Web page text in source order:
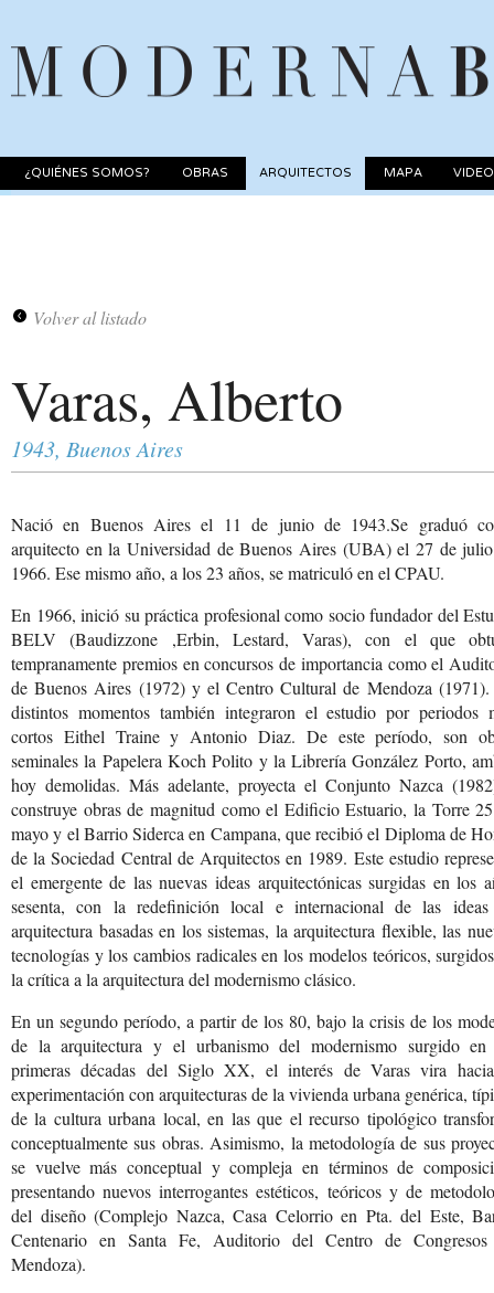
¿QUIÉNES SOMOS? OBRAS ARQUITECTOS MAPA
Volver al listado
Varas, Alberto
1943, Buenos Aires
Nació en Buenos Aires el 11 de junio de 1943.Se graduó
arquitecto en la Universidad de Buenos Aires (UBA) el 27 de
1966. Ese mismo año, a los 23 años, se matriculó en el CPAU.
En 1966, inició su práctica profesional como socio fundador del
BELV (Baudizzone ,Erbin, Lestard, Varas), con el que
tempranamente premios en concursos de importancia como el
de Buenos Aires (1972) y el Centro Cultural de Mendoza
distintos momentos también integraron el estudio por periodos
cortos Eithel Traine y Antonio Diaz. De este período, son
seminales la Papelera Koch Polito y la Librería González Porto,
hoy demolidas. Más adelante, proyecta el Conjunto Nazca
construye obras de magnitud como el Edificio Estuario, la Torre
mayo y el Barrio Siderca en Campana, que recibió el Diploma de
de la Sociedad Central de Arquitectos en 1989. Este estudio
el emergente de las nuevas ideas arquitectónicas surgidas en los
sesenta, con la redefinición local e internacional de las
arquitectura basadas en los sistemas, la arquitectura flexible, las
tecnologías y los cambios radicales en los modelos teóricos,
la crítica a la arquitectura del modernismo clásico.
En un segundo período, a partir de los 80, bajo la crisis de los
de la arquitectura y el urbanismo del modernismo surgido en
primeras décadas del Siglo XX, el interés de Varas vira
experimentación con arquitecturas de la vivienda urbana genérica,
de la cultura urbana local, en las que el recurso tipológico
conceptualmente sus obras. Asimismo, la metodología de sus
se vuelve más conceptual y compleja en términos de
presentando nuevos interrogantes estéticos, teóricos y de
del diseño (Complejo Nazca, Casa Celorrio en Pta. del Este,
Centenario en Santa Fe, Auditorio del Centro de
Mendoza).